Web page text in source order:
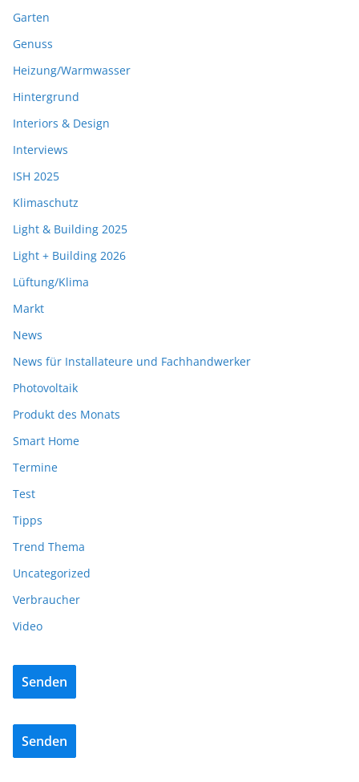
Garten
Genuss
Heizung/Warmwasser
Hintergrund
Interiors & Design
Interviews
ISH 2025
Klimaschutz
Light & Building 2025
Light + Building 2026
Lüftung/Klima
Markt
News
News für Installateure und Fachhandwerker
Photovoltaik
Produkt des Monats
Smart Home
Termine
Test
Tipps
Trend Thema
Uncategorized
Verbraucher
Video
Senden
Senden